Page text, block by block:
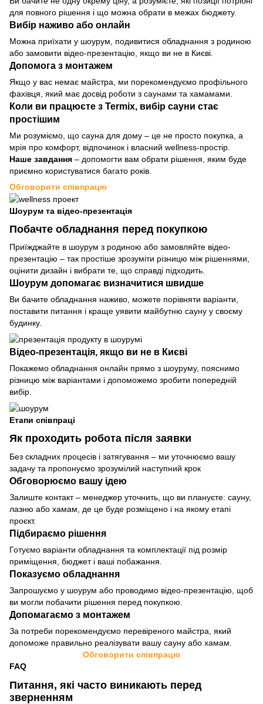
для повного рішення і що можна обрати в межах бюджету.
Вибір наживо або онлайн
Можна приїхати у шоурум, подивитися обладнання з родиною
або замовити відео-презентацію, якщо ви не в Києві.
Допомога з монтажем
Якщо у вас немає майстра, ми порекомендуємо профільного
фахівця, який має досвід роботи з саунами та хамамами.
Коли ви працюєте з Termix, вибір сауни стає
простішим
Ми розуміємо, що сауна для дому – це не просто покупка, а
мрія про комфорт, відпочинок і власний wellness-простір.
Наше завдання – допомогти вам обрати рішення, яким буде
приємно користуватися багато років.
Обговорити співпрацю
Шоурум та відео-презентація
Побачте обладнання перед покупкою
Приїжджайте в шоурум з родиною або замовляйте відео-
презентацію – так простіше зрозуміти різницю між рішеннями,
оцінити дизайн і вибрати те, що справді підходить.
Шоурум допомагає визначитися швидше
Ви бачите обладнання наживо, можете порівняти варіанти,
поставити питання і краще уявити майбутню сауну у своєму
будинку.
Відео-презентація, якщо ви не в Києві
Покажемо обладнання онлайн прямо з шоуруму, пояснимо
різницю між варіантами і допоможемо зробити попередній
вибір.
Етапи співпраці
Як проходить робота після заявки
Без складних процесів і затягування – ми уточнюємо вашу
задачу та пропонуємо зрозумілий наступний крок
Обговорюємо вашу ідею
Залиште контакт – менеджер уточнить, що ви плануєте: сауну,
лазню або хамам, де це буде розміщено і на якому етапі
проєкт.
Підбираємо рішення
Готуємо варіанти обладнання та комплектації під розмір
приміщення, бюджет і ваші побажання.
Показуємо обладнання
Запрошуємо у шоурум або проводимо відео-презентацію, щоб
ви могли побачити рішення перед покупкою.
Допомагаємо з монтажем
За потреби порекомендуємо перевіреного майстра, який
допоможе правильно реалізувати вашу сауну або хамам.
Обговорити співпрацю
FAQ
Питання, які часто виникають перед
зверненням